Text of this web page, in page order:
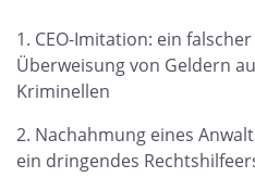
CEO-Imitation: ein
Überweisung von Geldern
Kriminellen
Nachahmung eines
ein dringendes